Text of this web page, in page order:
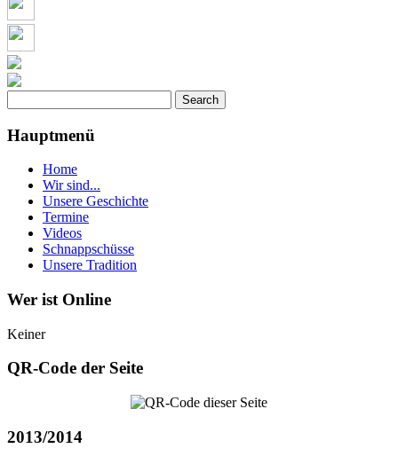
Hauptmenü
Home
Wir sind...
Unsere Geschichte
Termine
Videos
Schnappschüsse
Unsere Tradition
Wer ist Online
Keiner
QR-Code der Seite
2013/2014